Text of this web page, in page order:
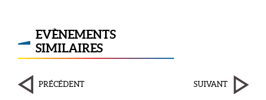
EVÈNEMENTS
SIMILAIRES
PRÉCÉDENT SUIVANT